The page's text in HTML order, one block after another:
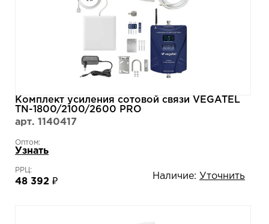
Комплект усиления сотовой связи VEGATEL
TN-1800/2100/2600 PRO
арт. 1140417
Оптом:
Узнать
РРЦ:
48 392 ₽
Наличие: Уточнить